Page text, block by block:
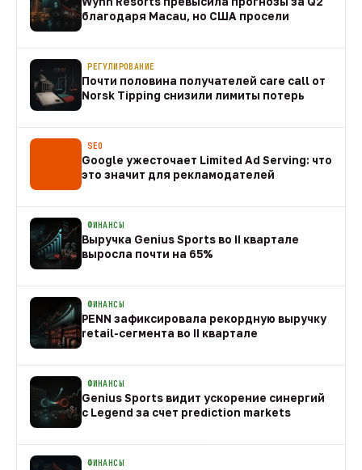
благодаря Macau, но США просели
РЕГУЛИРОВАНИЕ
Почти половина получателей care call от
Norsk Tipping снизили лимиты потерь
SEO
Google ужесточает Limited Ad Serving: что
это значит для рекламодателей
ФИНАНСЫ
Выручка Genius Sports во II квартале
выросла почти на 65%
ФИНАНСЫ
PENN зафиксировала рекордную выручку
retail-сегмента во II квартале
ФИНАНСЫ
Genius Sports видит ускорение синергий
с Legend за счет prediction markets
ФИНАНСЫ